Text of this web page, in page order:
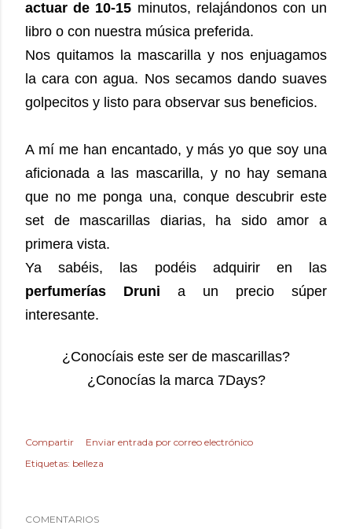
actuar de 10-15 minutos, relajándonos con un
libro o con nuestra música preferida.
Nos quitamos la mascarilla y nos enjuagamos
la cara con agua. Nos secamos dando suaves
golpecitos y listo para observar sus beneficios.
A mí me han encantado, y más yo que soy una
aficionada a las mascarilla, y no hay semana
que no me ponga una, conque descubrir este
set de mascarillas diarias, ha sido amor a
primera vista.
Ya sabéis, las podéis adquirir en las
perfumerías Druni a un precio súper
interesante.
¿Conocíais este ser de mascarillas?
¿Conocías la marca 7Days?
Compartir
Enviar entrada por correo electrónico
Etiquetas: belleza
COMENTARIOS